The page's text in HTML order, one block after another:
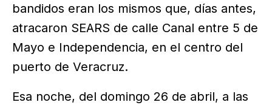
bandidos eran los mismos que, días antes,
atracaron SEARS de calle Canal entre 5 de
Mayo e Independencia, en el centro del
puerto de Veracruz.
Esa noche, del domingo 26 de abril, a las